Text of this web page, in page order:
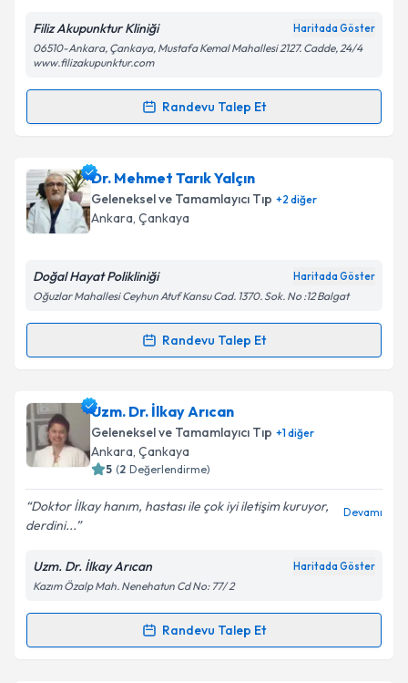
Kişisel verilerimin işlenmesine ilişkinAydınlatma
'ni okudum ve kişisel verilerimin belirtilen
kapsamda işlenmesini kabul ediyorum.
Takvim Talebini Gönder
Filiz Akupunktur Kliniği Haritada Göster
06510-Ankara, Çankaya, Mustafa Kemal Mahallesi 2127. Cadde, 24/4
www.filizakupunktur.com
Randevu Talep Et
Randevu Takvimi Talebi
Uzm. Dr. Filiz SARI için randevu takvimi talebi
oluşturun. Size bu uzmandan randevu almanız için bir
takvim hazırlandığında e-posta ile bilgilendireceğiz.
Kişisel verilerimin işlenmesine ilişkin
Metni'ni okudum ve kişisel verilerimin belirtilen
Takvim Talebini Gönder
Dr. Mehmet Tarık Yalçın
Geleneksel ve Tamamlayıcı Tıp +2 diğer
Ankara, Çankaya
Doğal Hayat Polikliniği Haritada Göster
Oğuzlar Mahallesi Ceyhun Atuf Kansu Cad. 1370. Sok. No :12 Balgat
Randevu Talep Et
Randevu Takvimi Talebi
Dr. Mehmet Tarık Yalçıniçin randevu takvimi talebi
oluşturun. Size bu uzmandan randevu almanız için bir
takvim hazırlandığında e-posta ile bilgilendireceğiz.
Kişisel verilerimin işlenmesine ilişkin
Aydınlatma
Metni'ni okudum ve kişisel verilerimin belirtilen
kapsamda işlenmesini kabul ediyorum.
Uzm. Dr. İlkay Arıcan
Geleneksel ve Tamamlayıcı Tıp +1diğer
Ankara, Çankaya
5 (2 Değerlendirme)
Doktor İlkay hanım, hastası ile çok iyi iletişim kuruyor,
derdini...
Devamı
Uzm. Dr. İlkay Arıcan Haritada Göster
Kazım Özalp Mah. Nenehatun Cd No: 77/ 2
Randevu Talep Et
Randevu Takvimi Talebi